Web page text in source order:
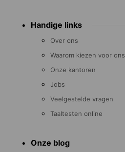
Handige links
Over ons
Waarom kiezen voor ons
Onze kantoren
Jobs
Veelgestelde vragen
Taaltesten online
Onze blog